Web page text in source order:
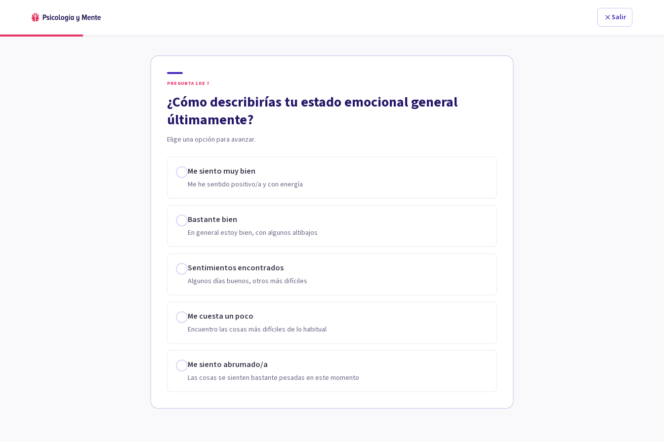
Salir
PREGUNTA 1 DE 7
¿Cómo describirías tu estado emocional general
últimamente?
Elige una opción para avanzar.
Me siento muy bien
Me he sentido positivo/a y con energía
Bastante bien
En general estoy bien, con algunos altibajos
Sentimientos encontrados
Algunos días buenos, otros más difíciles
Me cuesta un poco
Encuentro las cosas más difíciles de lo habitual
Me siento abrumado/a
Las cosas se sienten bastante pesadas en este momento